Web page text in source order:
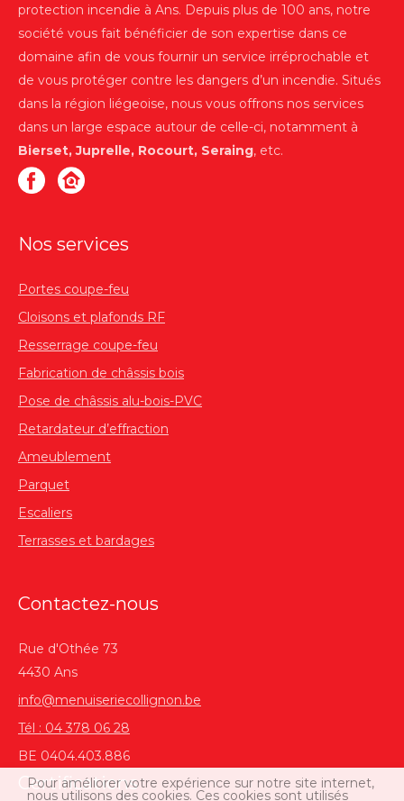
protection incendie à Ans. Depuis plus de 100 ans, notre
société vous fait bénéficier de son expertise dans ce
domaine afin de vous fournir un service irréprochable et
de vous protéger contre les dangers d’un incendie. Situés
dans la région liégeoise, nous vous offrons nos services
dans un large espace autour de celle-ci, notamment à
Bierset, Juprelle, Rocourt, Seraing, etc.
Nos services
Portes coupe-feu
Cloisons et plafonds RF
Resserrage coupe-feu
Fabrication de châssis bois
Pose de châssis alu-bois-PVC
Retardateur d’effraction
Ameublement
Parquet
Escaliers
Terrasses et bardages
Contactez-nous
Rue d'Othée 73
4430 Ans
info@menuiseriecollignon.be
Tél : 04 378 06 28
BE 0404.403.886
Certifications
Pour améliorer votre expérience sur notre site internet,
nous utilisons des cookies. Ces cookies sont utilisés